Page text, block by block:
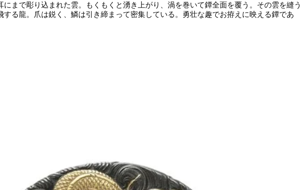
にまで彫り込まれた雲。もくもくと湧き上がり、渦を巻いて鐔全面を覆う。その雲を縫う
する龍。爪は鋭く、鱗は引き締まって密集している。勇壮な趣でお拵えに映える鐔であ